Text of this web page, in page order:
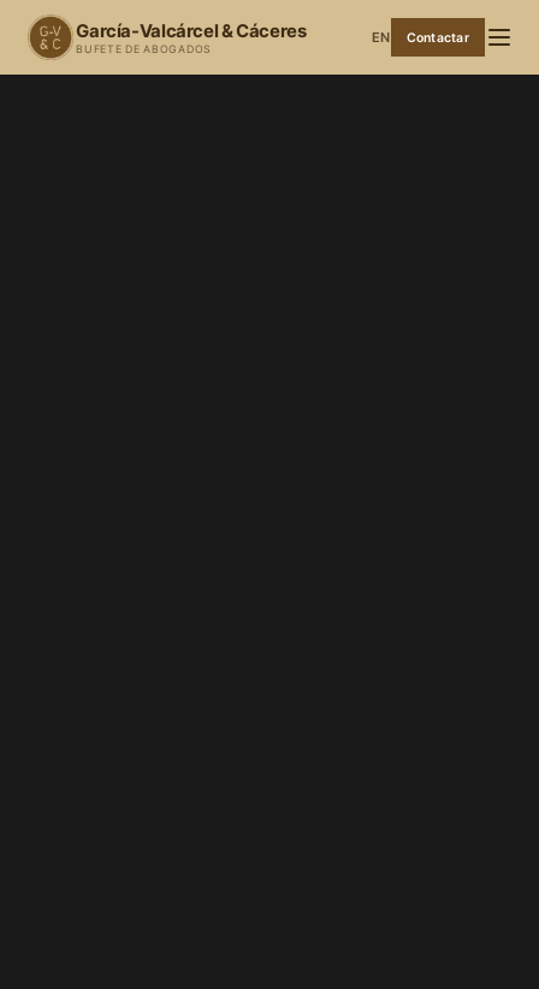
García-Valcárcel & Cáceres
BUFETE DE ABOGADOS
EN Contactar